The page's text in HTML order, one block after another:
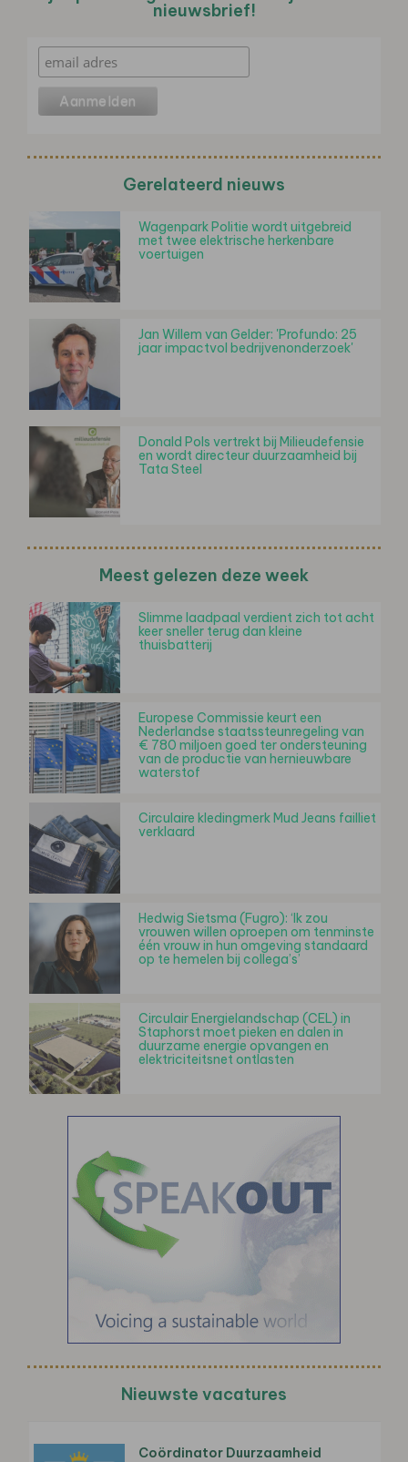
nieuwsbrief!
Gerelateerd nieuws
Wagenpark Politie wordt uitgebreid
met twee elektrische herkenbare
voertuigen
Jan Willem van Gelder: 'Profundo: 25
jaar impactvol bedrijvenonderzoek'
Donald Pols vertrekt bij Milieudefensie
en wordt directeur duurzaamheid bij
Tata Steel
Meest gelezen deze week
Slimme laadpaal verdient zich tot acht
keer sneller terug dan kleine
thuisbatterij
Europese Commissie keurt een
Nederlandse staatssteunregeling van
€ 780 miljoen goed ter ondersteuning
van de productie van hernieuwbare
waterstof
Circulaire kledingmerk Mud Jeans failliet
verklaard
Hedwig Sietsma (Fugro): ‘Ik zou
vrouwen willen oproepen om tenminste
één vrouw in hun omgeving standaard
op te hemelen bij collega’s’
Circulair Energielandschap (CEL) in
Staphorst moet pieken en dalen in
duurzame energie opvangen en
elektriciteitsnet ontlasten
Nieuwste vacatures
Coördinator Duurzaamheid